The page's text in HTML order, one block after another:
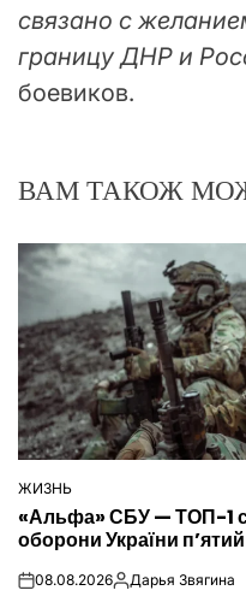
связано с
границу ДНР и
боевиков.
ВАМ ТАКОЖ
ОПУБЛІКУВАТИ
У
ЖИЗНЬ
«Альфа» СБУ — ТОП-1
оборони України
on08.08.2026Опубліковано
Дарья Звягина